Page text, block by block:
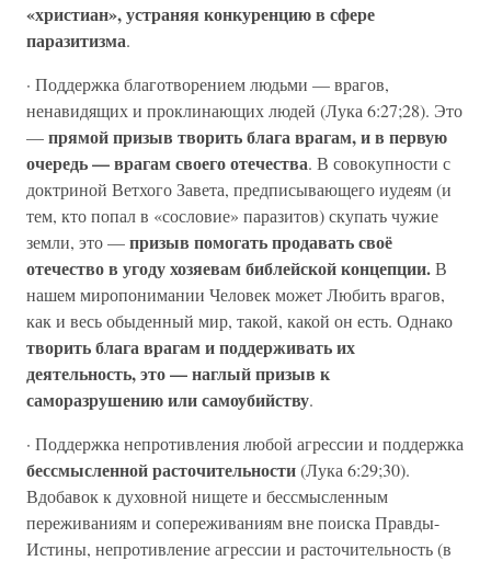
«христиан», устраняя конкуренцию в сфере
паразитизма.
· Поддержка благотворением людьми — врагов,
ненавидящих и проклинающих людей (Лука 6:27;28). Это
—прямой призыв творить блага врагам, и в первую
очередь — врагам своего отечества. В совокупности с
доктриной Ветхого Завета, предписывающего иудеям (и
тем, кто попал в «сословие» паразитов) скупать чужие
земли, это —призыв помогать продавать своё
отечество в угоду хозяевам библейской концепции.В
нашем миропонимании Человек может Любить врагов,
как и весь обыденный мир, такой, какой он есть. Однако
творить блага врагам и поддерживать их
деятельность, это — наглый призыв к
саморазрушению или самоубийству.
· Поддержка непротивления любой агрессии и поддержка
бессмысленной расточительности(Лука 6:29;30).
Вдобавок к духовной нищете и бессмысленным
переживаниям и сопереживаниям вне поиска Правды-
Истины, непротивление агрессии и расточительность (в